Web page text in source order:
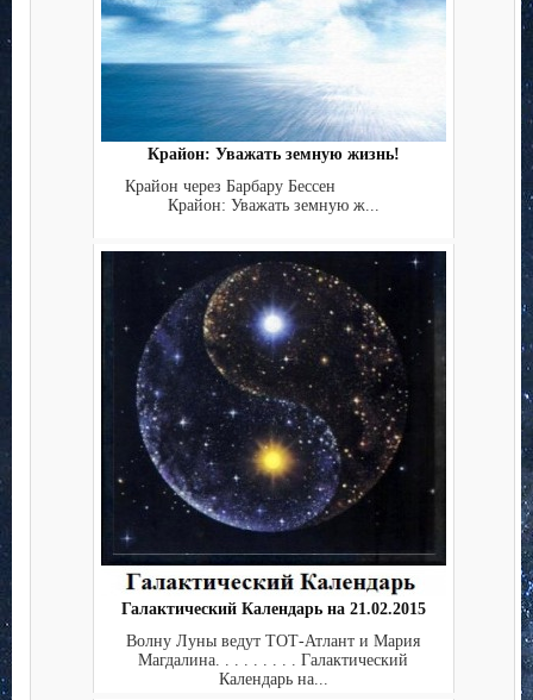
Крайон: Уважать земную жизнь!
Крайон через Барбару Бессен
Крайон: Уважать земную ж...
Галактический Календарь на 21.02.2015
Волну Луны ведут ТОТ-Атлант и Мария
Магдалина. . . . . . . . . Галактический
Календарь на...